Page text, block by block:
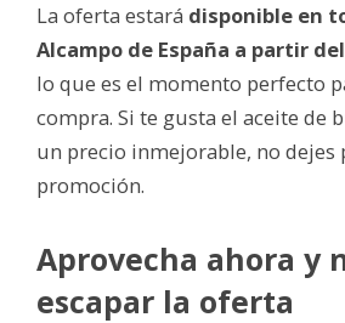
La oferta estará disponible en
Alcampo de España a partir
lo que es el momento perfecto
compra. Si te gusta el aceite de
un precio inmejorable, no dejes
promoción.
Aprovecha ahora y
escapar la oferta